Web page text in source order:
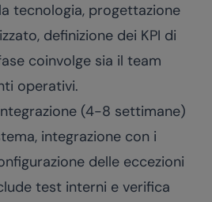
tecnologia, progettazione
definizione dei KPI di
coinvolge sia il team
operativi.
(4-8 settimane)
integrazione con i
delle eccezioni
test interni e verifica